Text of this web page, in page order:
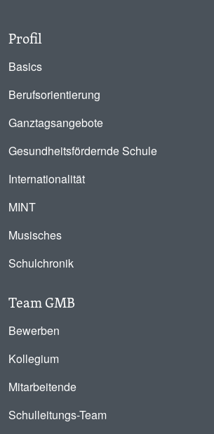
Profil
Basics
Berufsorientierung
Ganztagsangebote
Gesundheitsfördernde Schule
Internationalität
MINT
Musisches
Schulchronik
Team GMB
Bewerben
Kollegium
Mitarbeitende
Schulleitungs-Team